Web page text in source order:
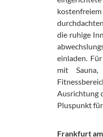
die ruhige
einladen.
mit Sauna,
Ausrichtung
Pluspunkt
Frankfurt